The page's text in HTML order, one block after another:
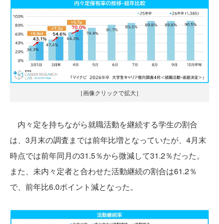
［画像クリックで拡大］
内々定を持ちながら就職活動を継続する学生の割合
は、3月末の調査までは前年比増となっていたが、4月末
時点では前年同月の31.5％から微減して31.2％だった。
また、未内々定者と合わせた活動継続の割合は61.2％
で、前年比6.0ポイント減となった。